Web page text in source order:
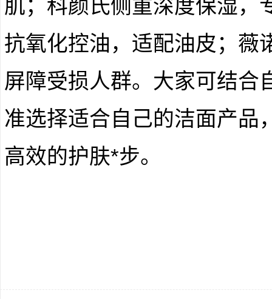
肌；科颜氏侧重深度保湿，
抗氧化控油，适配油皮；薇
屏障受损人群。大家可结合
准选择适合自己的洁面产品
高效的护肤*步。